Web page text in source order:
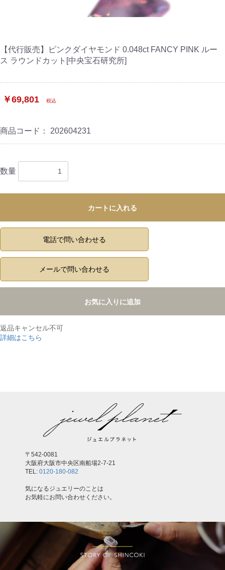
【代行販売】ピンクダイヤモンド 0.048ct FANCY PINK ルー
ス ラウンドカット[中央宝石研究所]
￥69,801 税込
商品コード： 202604231
数量
カートに入れる
電話で問い合わせる
メールで問い合わせる
お気に入りに追加
返品キャンセル不可
詳細はこちら
〒542-0081
大阪府大阪市中央区南船場2-7-21
TEL: 0120-180-082
気になるジュエリーのことは
お気軽にお問い合わせください。